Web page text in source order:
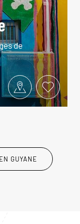
de
GUYANE